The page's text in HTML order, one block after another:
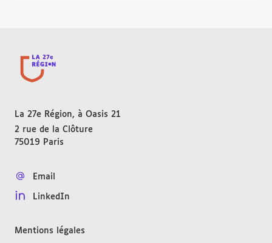
La 27e Région, à Oasis 21
2 rue de la Clôture
75019
Paris
Email
LinkedIn
Mentions légales